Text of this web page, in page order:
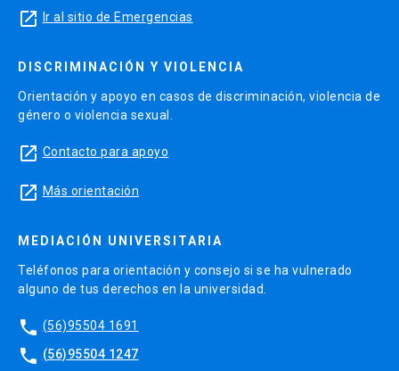
launch Ir al sitio de Emergencias
DISCRIMINACIÓN Y VIOLENCIA
Orientación y apoyo en casos de discriminación, violencia de
género o violencia sexual.
launch Contacto para apoyo
launch Más orientación
MEDIACIÓN UNIVERSITARIA
Teléfonos para orientación y consejo si se ha vulnerado
alguno de tus derechos en la universidad.
phone (56)95504 1691
phone (56)95504 1247